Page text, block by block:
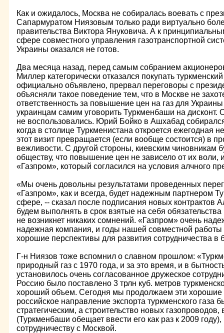
Как и ожидалось, Москва не собиралась воевать с
Сапармуратом Ниязовым только ради виртуально
правительства Виктора Януковича. А к
сфере совместного управления газотранспортной
Украины оказался не готов.
Два месяца назад, перед самым собранием
Миллер категорически отказался покупать
официально объявлено, прервал переговоры с
объясняли такое поведение тем, что в Москве не
ответственность за повышение цен на газ для
украинцам самим уговорить Туркменбаши на
не воспользовались. Юрий Бойко в Ашхабад
когда в столице Туркменистана откроется ежегодная
этот визит превращается (если вообще состоится) в
вежливости. С другой стороны, киевским чиновникам
обществу, что повышение цен не зависело от их воли,
«Газпром», который согласился на условия алчного
«Мы очень довольны результатами проведенных
«Газпром», как и всегда, будет надежным партнером
сфере, -- сказал после подписания новых контрактов
будем выполнять в срок взятые на себя
не возникнет никаких сомнений. «Газпром» очень
надежная компания, и годы нашей совместной работы
хорошие перспективы для развития сотрудничества в
Г-н Ниязов тоже вспомнил о славном прошлом:
природный газ с 1970 года, и за это время, и в
установилось очень согласованное дружеское
Россию было поставлено 3 трлн куб. метров
хороший объем. Сегодня мы продолжаем эти хорошие
российское направление экспорта туркменского газа
стратегическим, а строительство новых газопроводов,
(Туркменбаши обещает ввести его как раз к 2009
сотрудничеству с Москвой.